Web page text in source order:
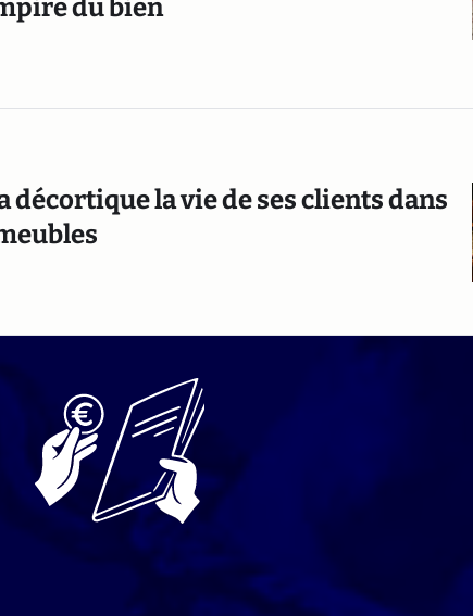
du bien
la vie de ses clients dans